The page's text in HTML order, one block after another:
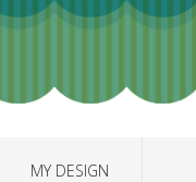
MY DESIGN